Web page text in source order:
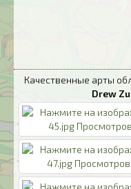
Качественные арты
Drew